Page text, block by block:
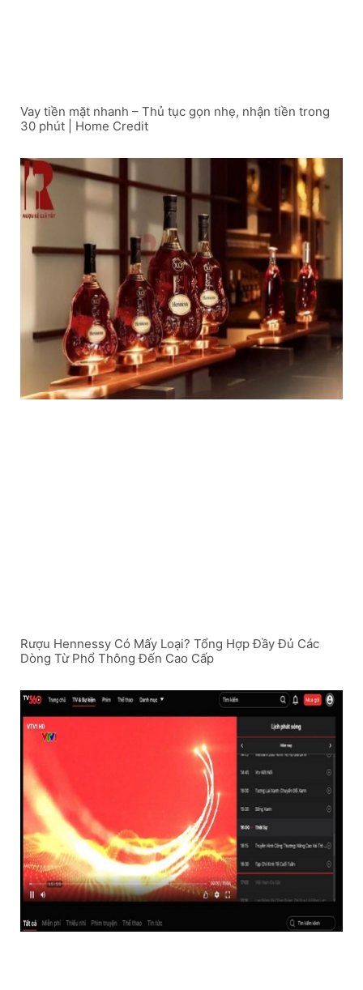
Vay tiền mặt nhanh – Thủ tục gọn nhẹ, nhận tiền trong
30 phút | Home Credit
Rượu Hennessy Có Mấy Loại? Tổng Hợp Đầy Đủ Các
Dòng Từ Phổ Thông Đến Cao Cấp